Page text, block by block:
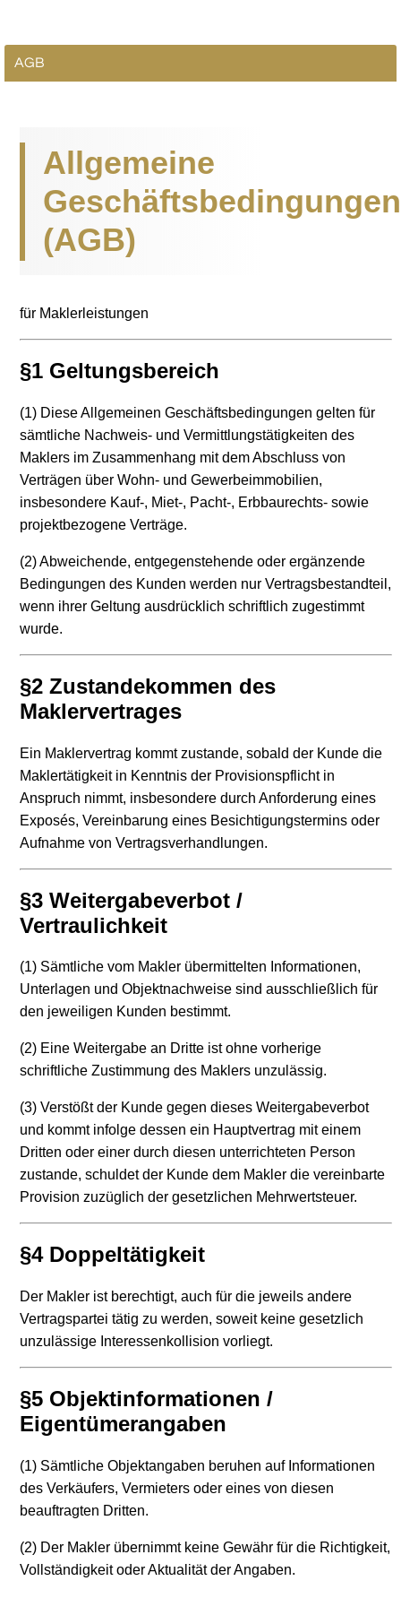
AGB
Allgemeine
Geschäftsbedingungen
(AGB)
für Maklerleistungen
§1 Geltungsbereich
(1) Diese Allgemeinen Geschäftsbedingungen gelten für
sämtliche Nachweis- und Vermittlungstätigkeiten des
Maklers im Zusammenhang mit dem Abschluss von
Verträgen über Wohn- und Gewerbeimmobilien,
insbesondere Kauf-, Miet-, Pacht-, Erbbaurechts- sowie
projektbezogene Verträge.
(2) Abweichende, entgegenstehende oder ergänzende
Bedingungen des Kunden werden nur Vertragsbestandteil,
wenn ihrer Geltung ausdrücklich schriftlich zugestimmt
wurde.
§2 Zustandekommen des
Maklervertrages
Ein Maklervertrag kommt zustande, sobald der Kunde die
Maklertätigkeit in Kenntnis der Provisionspflicht in
Anspruch nimmt, insbesondere durch Anforderung eines
Exposés, Vereinbarung eines Besichtigungstermins oder
Aufnahme von Vertragsverhandlungen.
§3 Weitergabeverbot /
Vertraulichkeit
(1) Sämtliche vom Makler übermittelten Informationen,
Unterlagen und Objektnachweise sind ausschließlich für
den jeweiligen Kunden bestimmt.
(2) Eine Weitergabe an Dritte ist ohne vorherige
schriftliche Zustimmung des Maklers unzulässig.
(3) Verstößt der Kunde gegen dieses Weitergabeverbot
und kommt infolge dessen ein Hauptvertrag mit einem
Dritten oder einer durch diesen unterrichteten Person
zustande, schuldet der Kunde dem Makler die vereinbarte
Provision zuzüglich der gesetzlichen Mehrwertsteuer.
§4 Doppeltätigkeit
Der Makler ist berechtigt, auch für die jeweils andere
Vertragspartei tätig zu werden, soweit keine gesetzlich
unzulässige Interessenkollision vorliegt.
§5 Objektinformationen /
Eigentümerangaben
(1) Sämtliche Objektangaben beruhen auf Informationen
des Verkäufers, Vermieters oder eines von diesen
beauftragten Dritten.
(2) Der Makler übernimmt keine Gewähr für die Richtigkeit,
Vollständigkeit oder Aktualität der Angaben.